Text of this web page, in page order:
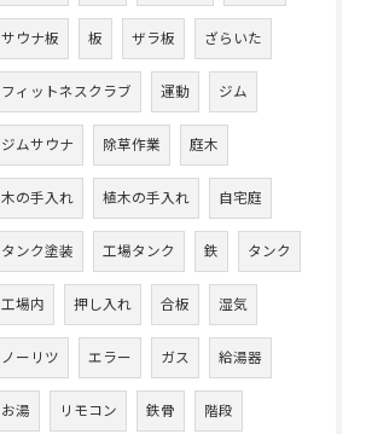
サウナ板 板 ザラ板 ざらいた
フィットネスクラブ 運動 ジム
ジムサウナ 除草作業 庭木
木の手入れ 植木の手入れ 自宅庭
タンク塗装 工場タンク 鉄 タンク
工場内 押し入れ 合板 湿気
ノーリツ エラー ガス 給湯器
お湯 リモコン 鉄骨 階段